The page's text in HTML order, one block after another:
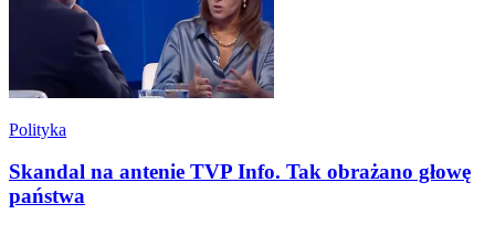
Polityka
Skandal na antenie TVP Info. Tak obrażano głowę
państwa